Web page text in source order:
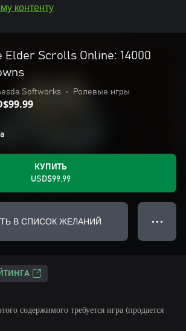
контенту
Elder Scrolls Online: 14000
Softworks • Ролевые игры
КУПИТЬ
USD$99.99
В СПИСОК ЖЕЛАНИЙ ● ● ●
содержимого требуется игра (продается